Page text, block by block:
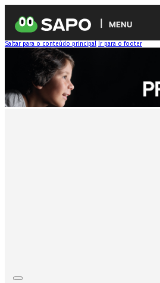
MENU
Saltar para o conteúdo principal Ir para o footer